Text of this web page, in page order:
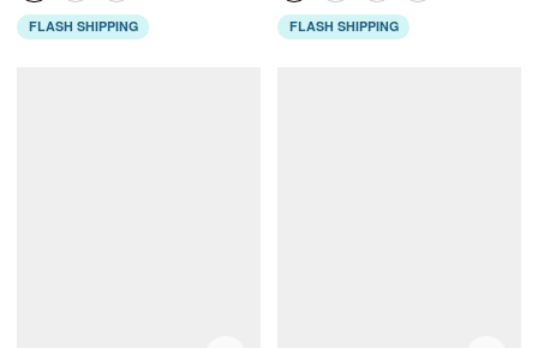
FLASH SHIPPING FLASH SHIPPING